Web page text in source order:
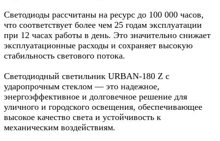
Светодиоды рассчитаны на ресурс до 100 000 часов,
что соответствует более чем 25 годам эксплуатации
при 12 часах работы в день. Это значительно снижает
эксплуатационные расходы и сохраняет высокую
стабильность светового потока.
Светодиодный светильник URBAN-180 Z с
ударопрочным стеклом — это надежное,
энергоэффективное и долговечное решение для
уличного и городского освещения, обеспечивающее
высокое качество света и устойчивость к
механическим воздействиям.